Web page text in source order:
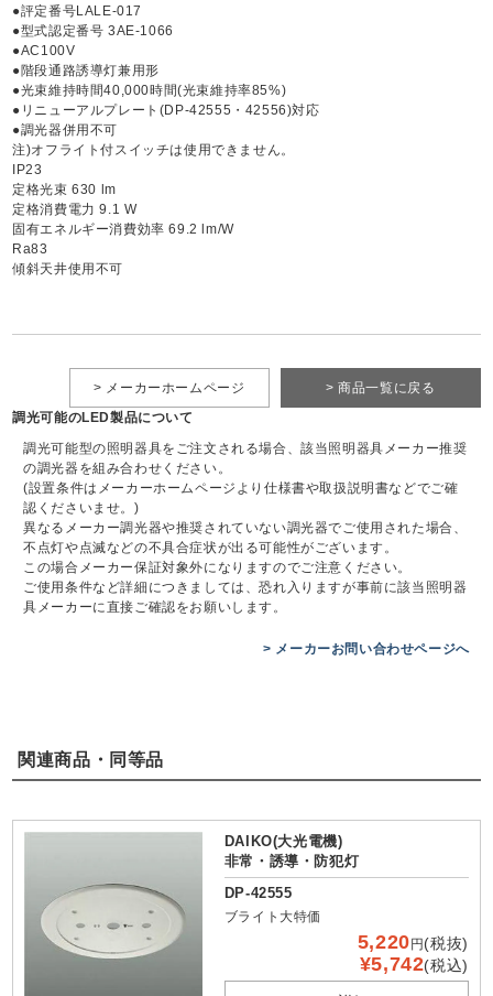
●評定番号LALE-017
●型式認定番号 3AE-1066
●AC100V
●階段通路誘導灯兼用形
●光束維持時間40,000時間(光束維持率85%)
●リニューアルプレート(DP-42555・42556)対応
●調光器併用不可
注)オフライト付スイッチは使用できません。
IP23
定格光束 630 lm
定格消費電力 9.1 W
固有エネルギー消費効率 69.2 lm/W
Ra83
傾斜天井使用不可
> 商品一覧に戻る
> メーカーホームページ
調光可能のLED製品について
調光可能型の照明器具をご注文される場合、該当照明器具メーカー推奨
の調光器を組み合わせください。
(設置条件はメーカーホームページより仕様書や取扱説明書などでご確
認くださいませ。)
異なるメーカー調光器や推奨されていない調光器でご使用された場合、
不点灯や点滅などの不具合症状が出る可能性がございます。
この場合メーカー保証対象外になりますのでご注意ください。
ご使用条件など詳細につきましては、恐れ入りますが事前に該当照明器
具メーカーに直接ご確認をお願いします。
> メーカーお問い合わせページへ
関連商品・同等品
DAIKO(大光電機)
非常・誘導・防犯灯
DP-42555
ブライト大特価
5,220円(税抜)
¥5,742(税込)